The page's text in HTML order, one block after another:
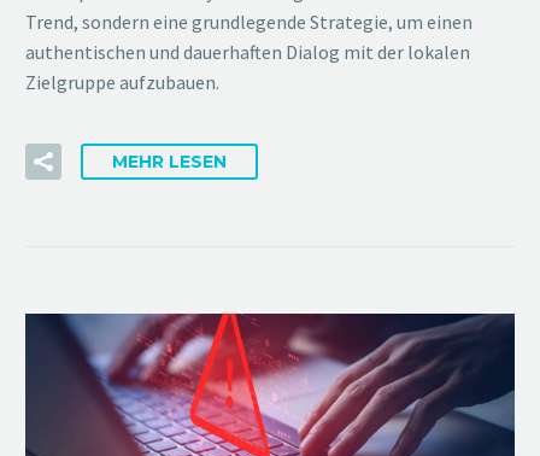
Trend, sondern eine grundlegende Strategie, um einen
authentischen und dauerhaften Dialog mit der lokalen
Zielgruppe aufzubauen.
MEHR LESEN